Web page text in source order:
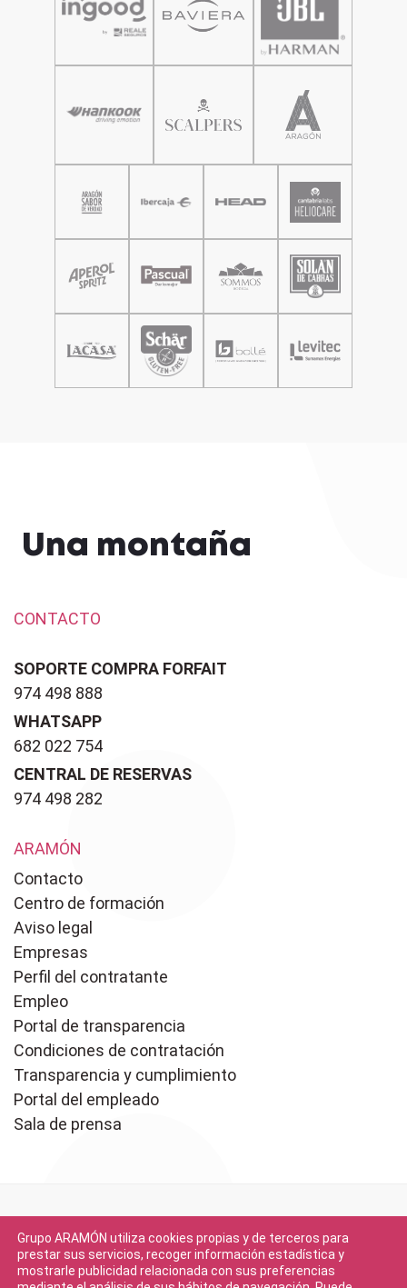
Una montaña
CONTACTO
SOPORTE COMPRA FORFAIT
974 498 888
WHATSAPP
682 022 754
CENTRAL DE RESERVAS
974 498 282
ARAMÓN
Contacto
Centro de formación
Aviso legal
Empresas
Perfil del contratante
Empleo
Portal de transparencia
Condiciones de contratación
Transparencia y cumplimiento
Portal del empleado
Sala de prensa
Grupo ARAMÓN utiliza cookies propias y de terceros para
prestar sus servicios, recoger información estadística y
mostrarle publicidad relacionada con sus preferencias